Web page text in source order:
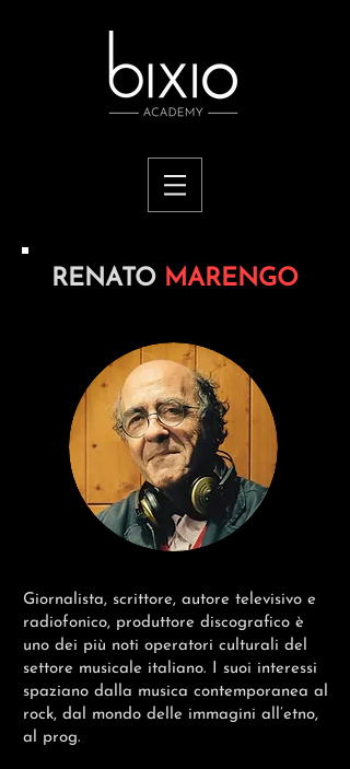
RENATO MARENGO
Giornalista, scrittore, autore televisivo e
radiofonico, produttore discografico è
uno dei più noti operatori culturali del
settore musicale italiano. I suoi interessi
spaziano dalla musica contemporanea al
rock, dal mondo delle immagini all’etno,
al prog.